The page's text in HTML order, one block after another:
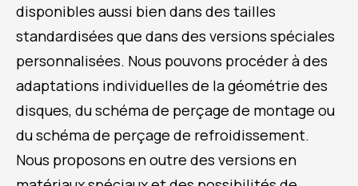
disponibles aussi bien dans des tailles
standardisées que dans des versions spéciales
personnalisées. Nous pouvons procéder à des
adaptations individuelles de la géométrie des
disques, du schéma de perçage de montage ou
du schéma de perçage de refroidissement.
Nous proposons en outre des versions en